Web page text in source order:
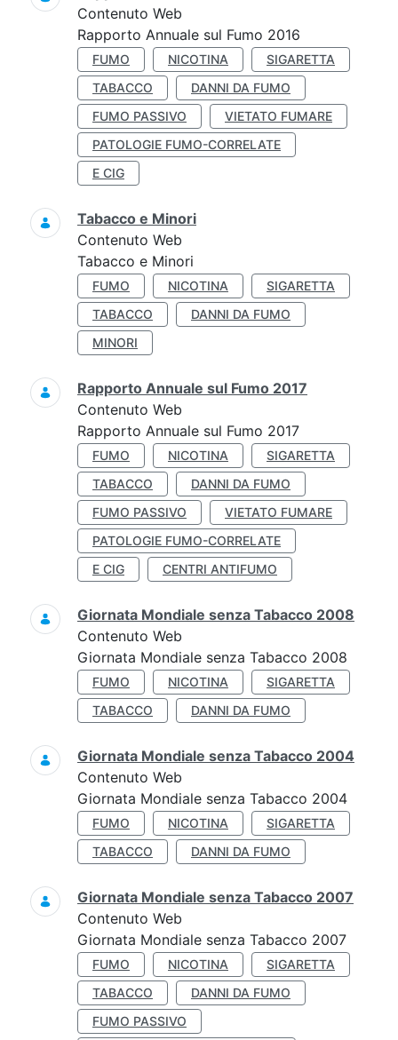
Contenuto Web
Rapporto Annuale sul Fumo 2016
FUMO NICOTINA
SIGARETTA
TABACCO
DANNI DA FUMO
FUMO PASSIVO
VIETATO FUMARE
PATOLOGIE FUMO-CORRELATE
E CIG
Tabacco e Minori
Contenuto Web
Tabacco e Minori
FUMO NICOTINA
SIGARETTA
TABACCO
DANNI DA FUMO
MINORI
Rapporto Annuale sul Fumo 2017
Contenuto Web
Rapporto Annuale sul Fumo 2017
FUMO NICOTINA
SIGARETTA
TABACCO
DANNI DA FUMO
FUMO PASSIVO
VIETATO FUMARE
PATOLOGIE FUMO-CORRELATE
E CIG
CENTRI ANTIFUMO
Giornata Mondiale senza Tabacco 2008
Contenuto Web
Giornata Mondiale senza Tabacco 2008
FUMO NICOTINA
SIGARETTA
TABACCO
DANNI DA FUMO
Giornata Mondiale senza Tabacco 2004
Contenuto Web
Giornata Mondiale senza Tabacco 2004
FUMO NICOTINA
SIGARETTA
TABACCO
DANNI DA FUMO
Giornata Mondiale senza Tabacco 2007
Contenuto Web
Giornata Mondiale senza Tabacco 2007
FUMO NICOTINA
SIGARETTA
TABACCO
DANNI DA FUMO
FUMO PASSIVO